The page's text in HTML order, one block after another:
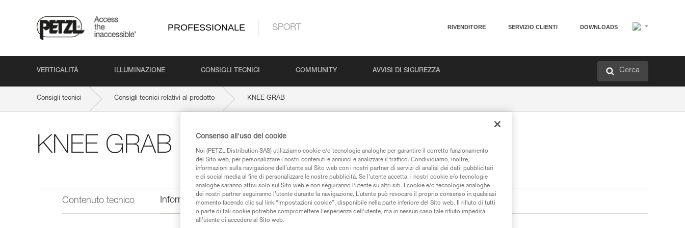
PROFESSIONALE SPORT RIVENDITORE SERVIZIO CLIENTI DOWNLOADS
VERTICALITÀ ILLUMINAZIONE CONSIGLI TECNICI COMMUNITY AVVISI DI SICUREZZA Cerca
Consigli tecnici Consigli tecnici relativi al prodotto KNEE GRAB
KNEE GRAB
Contenuto tecnico Informazioni tecniche
Consenso all'uso dei cookie
Noi (PETZL Distribution SAS) utilizziamo cookie e/o tecnologie analoghe per garantire il corretto funzionamento
del Sito web, per personalizzare i nostri contenuti e annunci e analizzare il traffico. Condividiamo, inoltre,
informazioni sulla navigazione dell’utente sul Sito web con i nostri partner di servizi di analisi dei dati, pubblicitari
e di social media al fine di personalizzare le nostre pubblicità. Se l’utente accetta, i nostri cookie e/o tecnologie
analoghe saranno attivi solo sul Sito web e non seguiranno l’utente su altri siti. I cookie e/o tecnologie analoghe
dei nostri partner seguiranno l’utente durante la navigazione. L’utente può revocare il proprio consenso in qualsiasi
momento facendo clic sul link “Impostazioni cookie”, disponibile nella parte inferiore del Sito web. Il rifiuto di tutti
o parte di tali cookie potrebbe compromettere l’esperienza dell’utente, ma in nessun caso tale rifiuto impedirà
all’utente di accedere al Sito web.